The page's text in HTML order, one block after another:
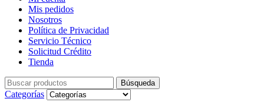
Mis pedidos
Nosotros
Política de Privacidad
Servicio Técnico
Solicitud Crédito
Tienda
Búsqueda
de:
Búsqueda
Categorías